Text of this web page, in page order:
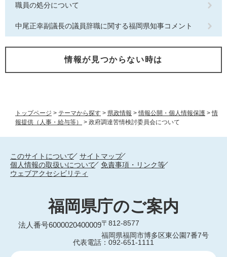
トップページ > テーマから探す > 県政情報 >情報公開・個人情報保護 >情
報提供（人事・給与等）
> 政府調達苦情検討委員会について
職員の処分について
中尾正幸副議長の議員辞職に関する福岡県知事コメント
情報が見つからない時は
このサイトについて
サイトマップ
個人情報の取扱いについて
免責事項・リンク等
ウェブアクセシビリティ
福岡県庁のご案内
法人番号6000020400009〒812-8577
福岡県福岡市博多区東公園7番7号
代表電話：092-651-1111